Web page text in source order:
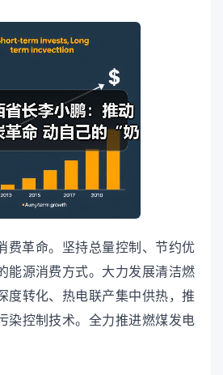
革命。坚持总量控制、节约优
能源消费方式。大力发展清洁燃
度转化、热电联产集中供热，推
染控制技术。全力推进燃煤发电